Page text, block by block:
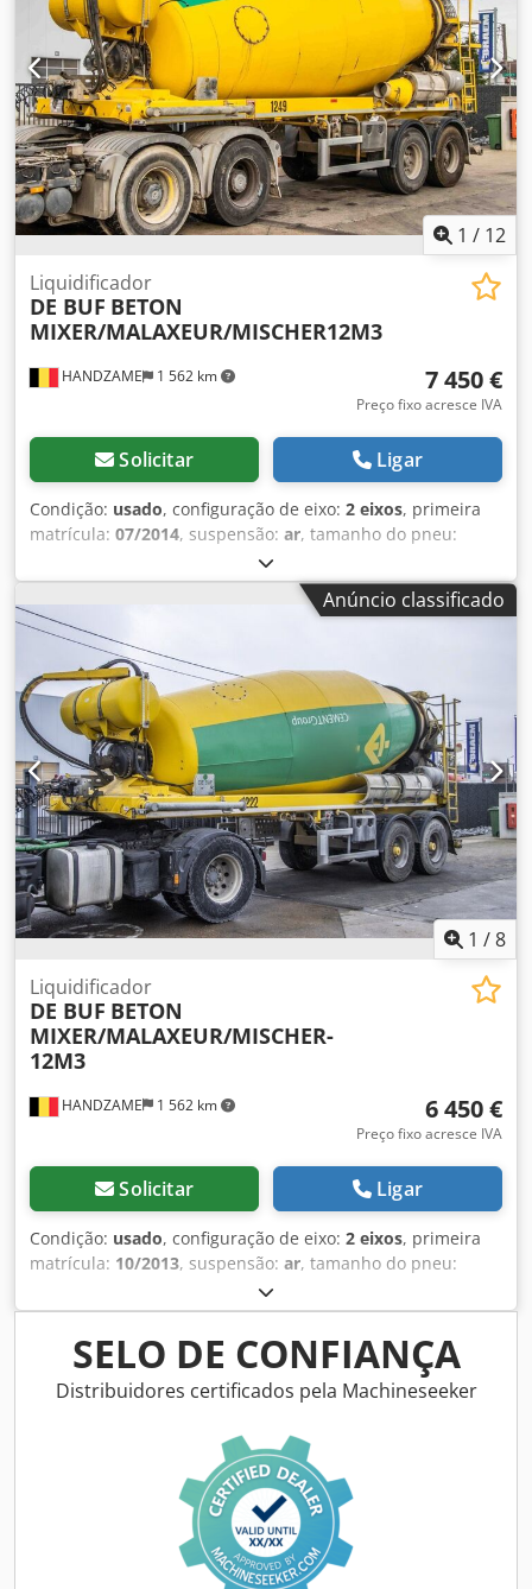
1 / 12
HANDZAME 1 562 km
Liquidificador
DE BUF BETON
MIXER/MALAXEUR/MISCHER12M3
7 450 €
Preço fixo acresce IVA
Solicitar Ligar
Condição: usado, configuração de eixo: 2 eixos, primeira
matrícula: 07/2014, suspensão: ar, tamanho do pneu:
, distância entre eixos:
fabrico:2014, Material utilizável: Betão Dkedpfx Ajuc Ehnoi
Rsr Dimensão dos pneus: 425/65R22,5 Suspensão:
Pneumática Tração: Rodas PBT: 36.000 kg
Anúncio classificado
1 /8
HANDZAME 1 562 km
Liquidificador
DE BUF BETON
MIXER/MALAXEUR/MISCHER-
12M3
6 450 €
Preço fixo acresce IVA
Solicitar Ligar
Condição: usado, configuração de eixo: 2 eixos, primeira
matrícula: 10/2013, suspensão: ar, tamanho do pneu:
, distância entre eixos:
fabrico:2013, Material utilizável: Betão Dedpfx Ajuc Ebhei
Rjkr Medida dos pneus: 425/65r22.5 Suspensão:
Suspensão pneumática Tração: Rodas Peso em vazio: 7.120
kg Carga útil: 28.880 kg MMA: 36.000 kg
SELO DE CONFIANÇA
Distribuidores certificados pela Machineseeker